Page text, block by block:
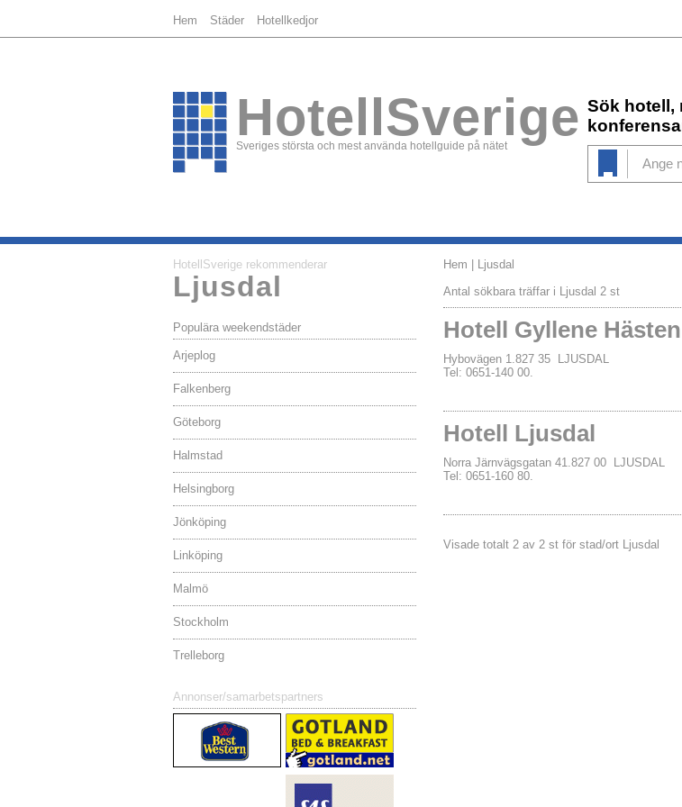
Hem Städer Hotellkedjor
HotellSverige
Sveriges största och mest använda hotellguide på nätet
Sök hotell,
HotellSverige rekommenderar
Ljusdal
Populära weekendstäder
Arjeplog
Falkenberg
Göteborg
Halmstad
Helsingborg
Jönköping
Linköping
Malmö
Stockholm
Trelleborg
Annonser/samarbetspartners
Hem | Ljusdal
Antal sökbara träffar i Ljusdal 2 st
Hotell Gyllene Hästen
Hybovägen 1.827 35 LJUSDAL
Tel: 0651-140 00.
Hotell Ljusdal
Norra Järnvägsgatan 41.827 00 LJUSDAL
Tel: 0651-160 80.
Visade totalt 2 av 2 st för stad/ort Ljusdal